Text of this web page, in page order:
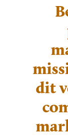
dit